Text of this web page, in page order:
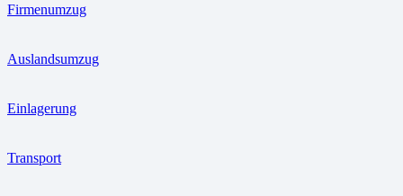
Firmenumzug
Auslandsumzug
Einlagerung
Transport